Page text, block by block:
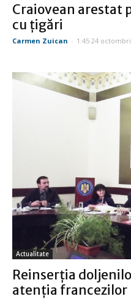
Craiovean arestat
cu țigări
Carmen Zuican - 1:45 24
Actualitate
Reinserția
atenția francezilor